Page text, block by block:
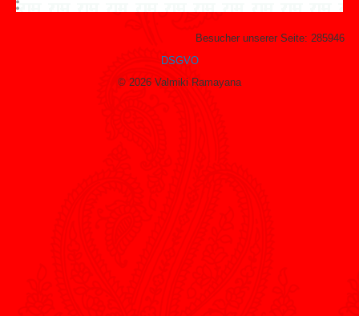
Besucher unserer Seite: 285946
DSGVO
© 2026 Valmiki Ramayana